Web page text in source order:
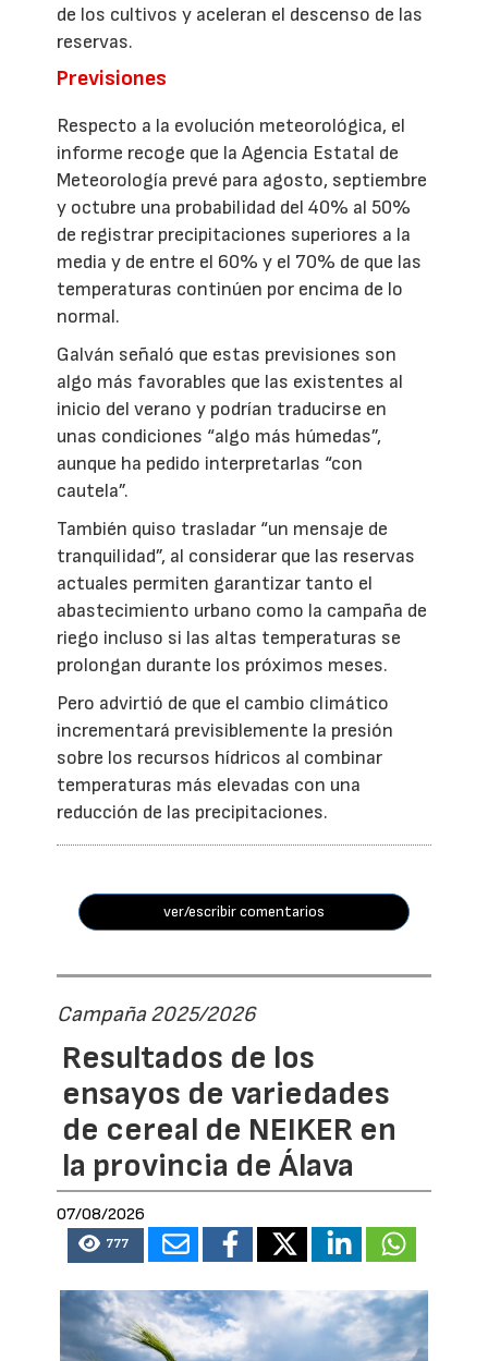
de los cultivos y aceleran el descenso de las
reservas.
Previsiones
Respecto a la evolución meteorológica, el
informe recoge que la Agencia Estatal de
Meteorología prevé para agosto, septiembre
y octubre una probabilidad del 40% al 50%
de registrar precipitaciones superiores a la
media y de entre el 60% y el 70% de que las
temperaturas continúen por encima de lo
normal.
Galván señaló que estas previsiones son
algo más favorables que las existentes al
inicio del verano y podrían traducirse en
unas condiciones “algo más húmedas”,
aunque ha pedido interpretarlas “con
cautela”.
También quiso trasladar “un mensaje de
tranquilidad”, al considerar que las reservas
actuales permiten garantizar tanto el
abastecimiento urbano como la campaña de
riego incluso si las altas temperaturas se
prolongan durante los próximos meses.
Pero advirtió de que el cambio climático
incrementará previsiblemente la presión
sobre los recursos hídricos al combinar
temperaturas más elevadas con una
reducción de las precipitaciones.
ver/escribir comentarios
Campaña 2025/2026
Resultados de los
ensayos de variedades
de cereal de NEIKER en
la provincia de Álava
07/08/2026
777